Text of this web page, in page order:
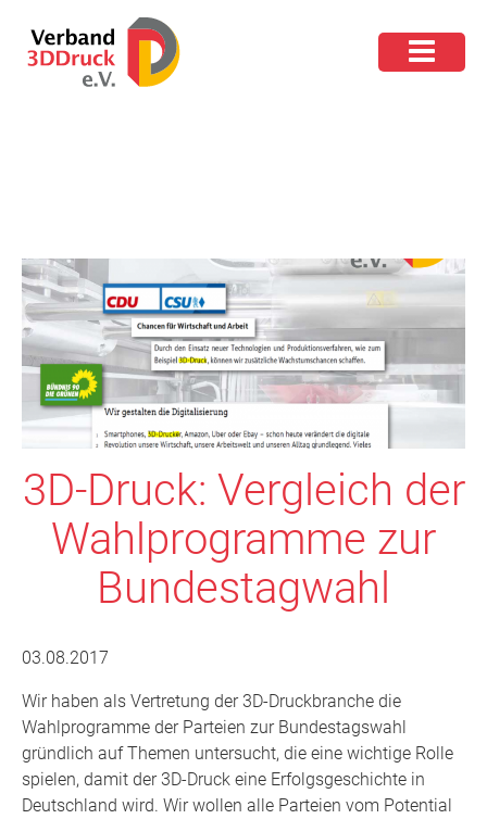
3D-Druck: Vergleich der
Wahlprogramme zur
Bundestagwahl
03.08.2017
Wir haben als Vertretung der 3D-Druckbranche die
Wahlprogramme der Parteien zur Bundestagswahl
gründlich auf Themen untersucht, die eine wichtige Rolle
spielen, damit der 3D-Druck eine Erfolgsgeschichte in
Deutschland wird. Wir wollen alle Parteien vom Potential